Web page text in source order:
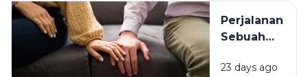
Perjalanan
Sebuah
Memahami
23 days ago